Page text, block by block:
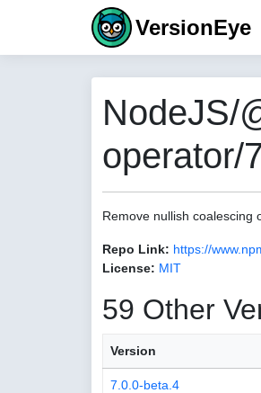
VersionEye
NodeJS/
operator/
Remove nullish coalescing
Repo Link: https://
License: MIT
59 Other
Version
7.0.0-beta.4